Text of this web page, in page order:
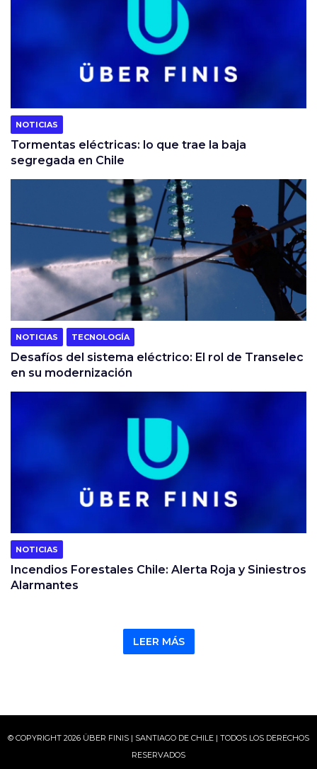
NOTICIAS
Tormentas eléctricas: lo que trae la baja
segregada en Chile
NOTICIAS TECNOLOGÍA
Desafíos del sistema eléctrico: El rol de Transelec
en su modernización
NOTICIAS
Incendios Forestales Chile: Alerta Roja y Siniestros
Alarmantes
LEER MÁS
© COPYRIGHT 2026 ÜBER FINIS | SANTIAGO DE CHILE | TODOS LOS DERECHOS
RESERVADOS